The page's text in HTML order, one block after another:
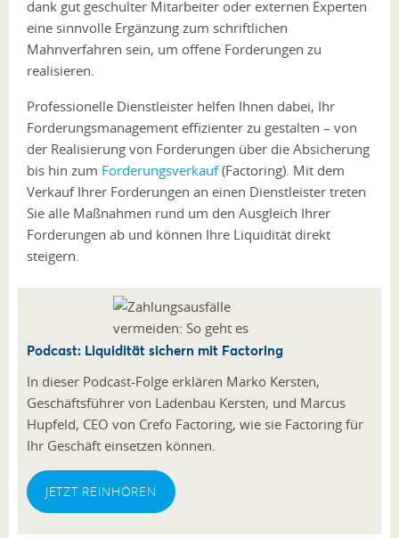
dank gut geschulter Mitarbeiter oder externen Experten
eine sinnvolle Ergänzung zum schriftlichen
Mahnverfahren sein, um offene Forderungen zu
realisieren.
Professionelle Dienstleister helfen Ihnen dabei, Ihr
Forderungsmanagement effizienter zu gestalten – von
der Realisierung von Forderungen über die Absicherung
bis hin zum Forderungsverkauf(Factoring). Mit dem
Verkauf Ihrer Forderungen an einen Dienstleister treten
Sie alle Maßnahmen rund um den Ausgleich Ihrer
Forderungen ab und können Ihre Liquidität direkt
steigern.
Podcast: Liquidität sichern mit Factoring
In dieser Podcast-Folge erklären Marko Kersten,
Geschäftsführer von Ladenbau Kersten, und Marcus
Hupfeld, CEO von Crefo Factoring, wie sie Factoring für
Ihr Geschäft einsetzen können.
JETZT REINHÖREN